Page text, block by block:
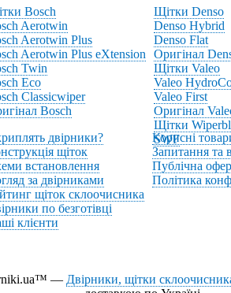
Bosch
Aerotwin
Aerotwin Plus
Aerotwin Plus eXtension
Twin
Eco
Classicwiper
Bosch
Щітки Denso
Denso Hybrid
Denso Flat
Оригінал
Щітки Valeo
Valeo
Valeo First
Оригінал
Щітки
SWF
двірники?
щіток
встановлення
за двірниками
щіток склоочисника
по безготівці
клієнти
Корисні
Запитання та
Публічна
Політика
— Двірники, щітки